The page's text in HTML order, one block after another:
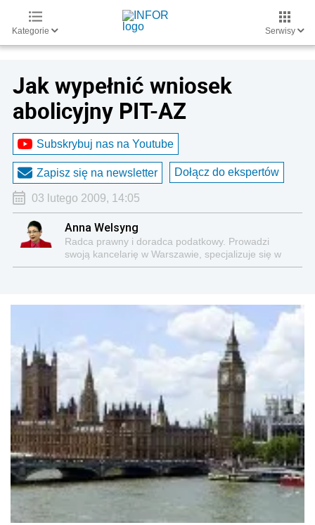
Kategorie Serwisy
Jak wypełnić wniosek
abolicyjny PIT-AZ
Subskrybuj nas na Youtube
Zapisz się na newsletter Dołącz do ekspertów
03 lutego 2009, 14:05
Anna Welsyng
Radca prawny i doradca podatkowy. Prowadzi
swoją kancelarię w Warszawie, specjalizuje się w
kompleksowej obsłudze podatkowo-księgowej firm i